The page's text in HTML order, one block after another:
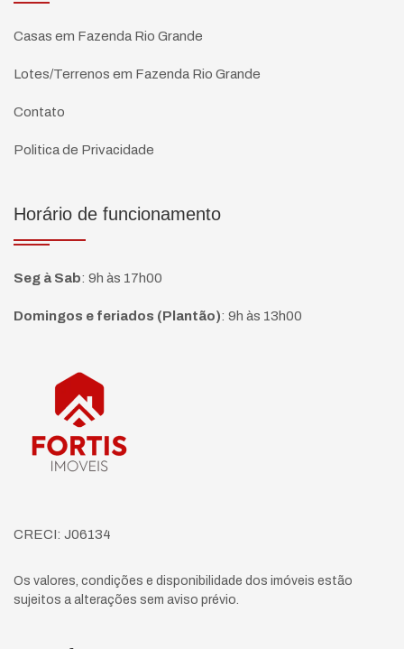
Casas em Fazenda Rio Grande
Lotes/Terrenos em Fazenda Rio Grande
Contato
Politica de Privacidade
Horário de funcionamento
Seg à Sab: 9h às 17h00
Domingos e feriados (Plantão): 9h às 13h00
Página inicial
CRECI: J06134
Os valores, condições e disponibilidade dos imóveis estão
sujeitos a alterações sem aviso prévio.